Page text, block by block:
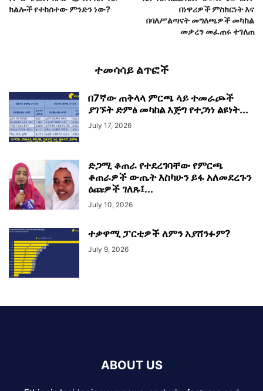
ክልሎች የተከሰተው ምንድን ነው?
በነዋሪዎች ምስክርነት እና
በባለሥልጣናት መግለጫዎች መካከል
መቃረን መፈጠሩ ተገለጠ
ተመሳሳይ ልጥፎች
በ7ኛው ጠቅላላ ምርጫ ላይ ተመራጮች
ያገኙት ድምፅ መካከል እጅግ የተጋነነ ልዩነት...
July 17, 2026
ድጋሚ ቆጠራ የተደረገባቸው የምርጫ
ቆጠራዎች ውጤት እስካሁን ይፋ አለመደረጉን
ዕጩዎች ገለጹ፤...
July 10, 2026
ተቃዋሚ ፓርቲዎች ለምን አያሸንፉም?
July 9, 2026
ABOUT US